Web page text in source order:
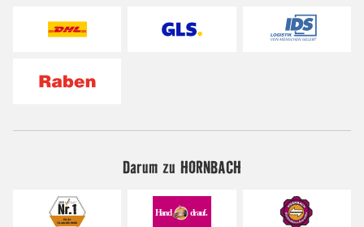
Darum zu HORNBACH